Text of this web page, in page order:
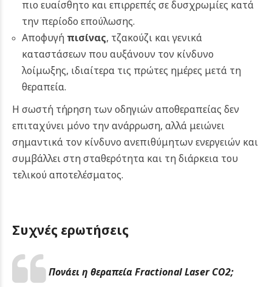
πιο ευαίσθητο και επιρρεπές σε δυσχρωμίες κατά
την περίοδο επούλωσης.
Αποφυγή πισίνας, τζακούζι και γενικά
καταστάσεων που αυξάνουν τον κίνδυνο
λοίμωξης, ιδιαίτερα τις πρώτες ημέρες μετά τη
θεραπεία.
Η σωστή τήρηση των οδηγιών αποθεραπείας δεν
επιταχύνει μόνο την ανάρρωση, αλλά μειώνει
σημαντικά τον κίνδυνο ανεπιθύμητων ενεργειών και
συμβάλλει στη σταθερότητα και τη διάρκεια του
τελικού αποτελέσματος.
Συχνές ερωτήσεις
Πονάει η θεραπεία Fractional Laser CO2;